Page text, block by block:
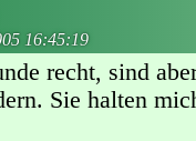
16:45:19
recht, sind
Sie halten